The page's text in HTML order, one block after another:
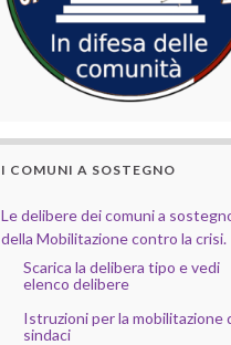
I COMUNI A SOSTEGNO
Le delibere dei comuni a
della Mobilitazione contro la crisi.
Scarica la delibera tipo e vedi
elenco delibere
Istruzioni per la mobilitazione
sindaci